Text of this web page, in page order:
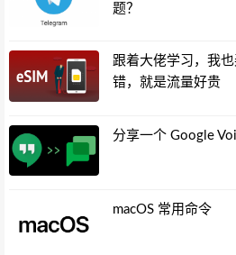
题？
跟着大佬学习，我
错，就是流量好贵
分享一个 Google
macOS 常用命令